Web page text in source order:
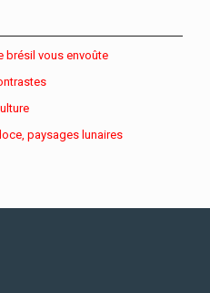
brésil vous envoûte
paysages lunaires